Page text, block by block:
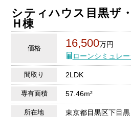
シティハウス目黒ザ
Ｈ棟
価格 16,500万円
ローンシミュレ
間取り 2LDK
専有面積 57.46m²
所在地 東京都目黒区下目黒